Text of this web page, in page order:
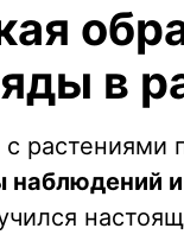
в
растениями
наблюдений